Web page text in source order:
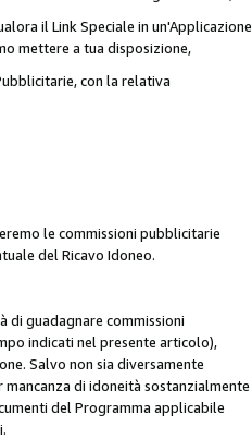
il Link Speciale in un'Applicazione
mettere a tua disposizione,
con la relativa
le commissioni pubblicitarie
del Ricavo Idoneo.
guadagnare commissioni
indicati nel presente articolo),
Salvo non sia diversamente
di idoneità sostanzialmente
del Programma applicabile